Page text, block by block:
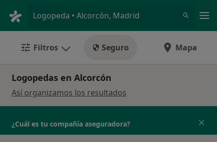
Logopeda • Alcorcón, Madrid
Filtros Seguro Mapa
Logopedas en Alcorcón
Así organizamos los resultados
¿Cuál es tu compañía aseguradora?